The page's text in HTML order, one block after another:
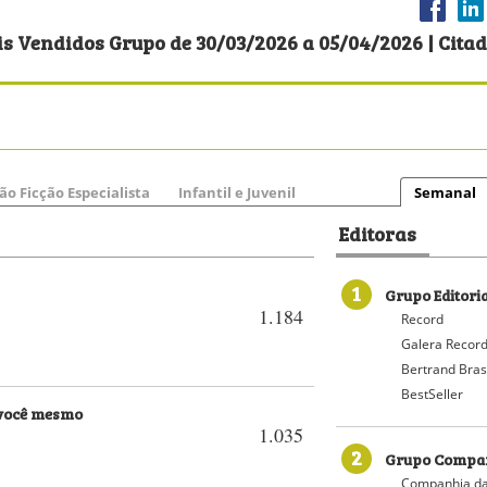
Vendidos Grupo de 30/03/2026 a 05/04/2026 |
Ficção Especialista Infantil e Juvenil Semanal
1.184
1.035
mesmo
Editoras
1
Grupo
Record
Galera Record
Bertrand
BestSeller
2 Grupo
Companhia